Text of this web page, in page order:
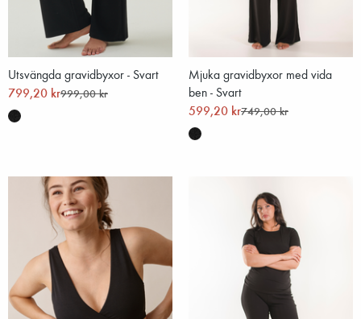
Utsvängda gravidbyxor - Svart
799,20 kr999,00 kr
Mjuka gravidbyxor med vida
ben - Svart
599,20 kr749,00 kr